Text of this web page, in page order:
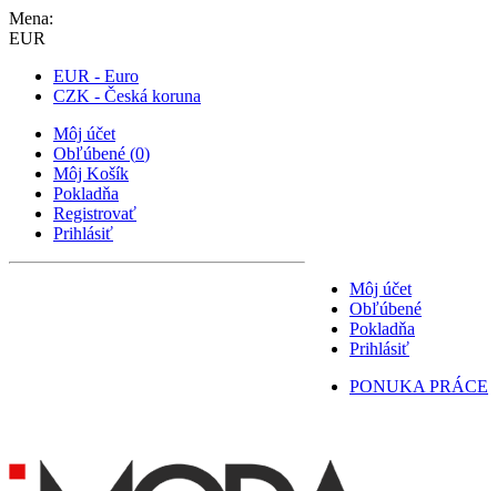
Mena:
EUR
EUR - Euro
CZK - Česká koruna
Môj účet
Obľúbené (0)
Môj Košík
Pokladňa
Registrovať
Prihlásiť
Môj účet
Obľúbené
Pokladňa
Prihlásiť
PONUKA PRÁCE